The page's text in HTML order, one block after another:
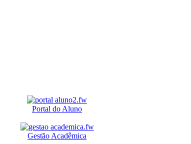
Portal do Aluno
Gestão Acadêmica